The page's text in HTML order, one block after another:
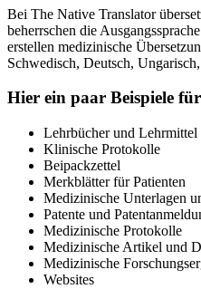
Bei The Native Translator
beherrschen die
erstellen medizinische
Schwedisch, Deutsch,
Hier ein paar Beispiele
Lehrbücher und Lehrmittel
Klinische Protokolle
Beipackzettel
Merkblätter für Patienten
Medizinische Unterlagen
Patente und
Medizinische Protokolle
Medizinische Artikel und
Medizinische
Websites